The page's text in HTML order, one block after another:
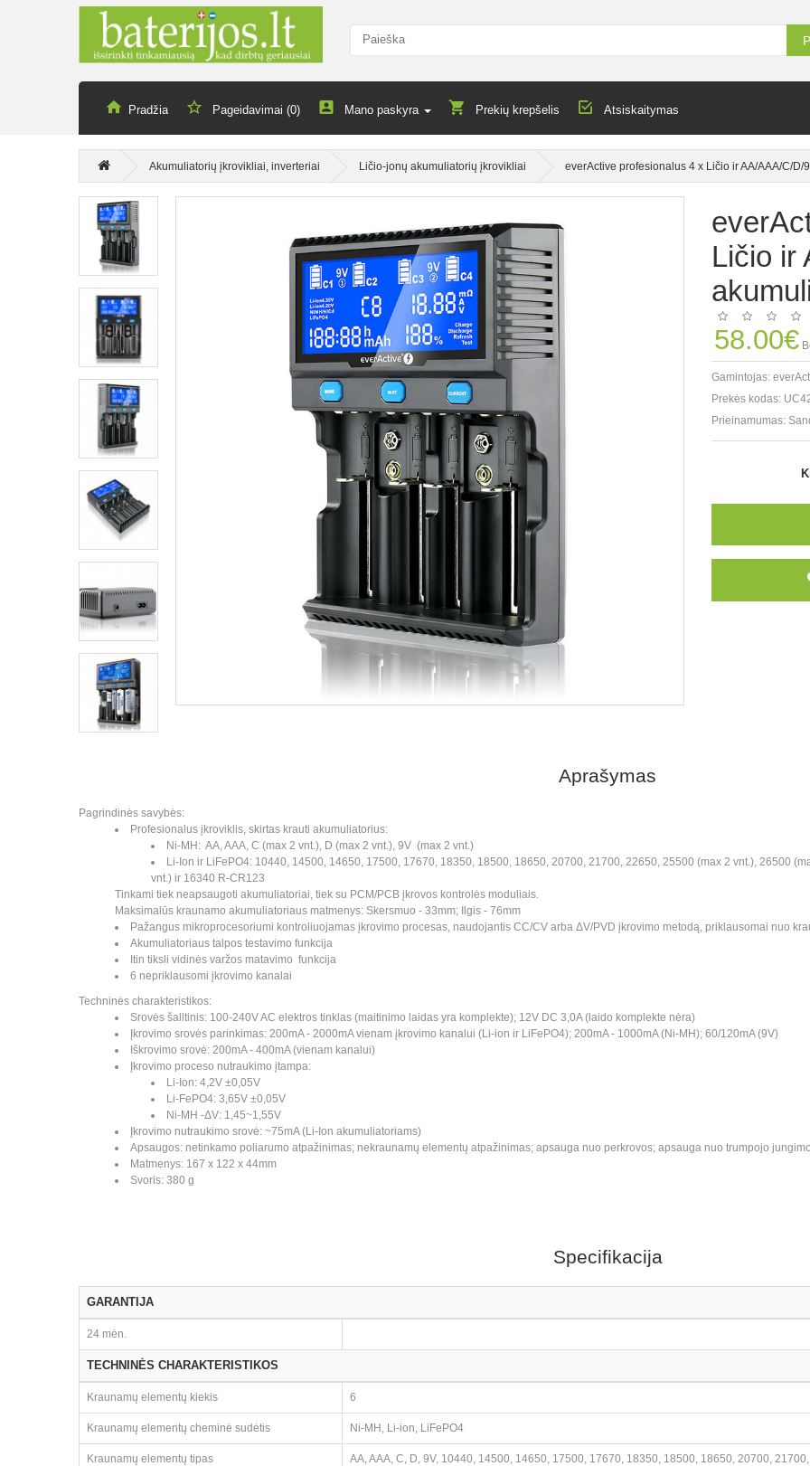
Pradžia Pageidavimai (0) Mano paskyra Prekių krepšelis Atsiskaitymas
Akumuliatorių įkrovikliai, inverteriai Ličio-jonų akumuliatorių įkrovikliai everActive profesionalus 4 x Ličio ir AA/AAA/C/
Ličio ir
58.00€
Gamintojas:
Prekės kodas:
Prieinamumas:
Aprašymas
Pagrindinės savybės:
Profesionalus įkroviklis, skirtas krauti akumuliatorius:
Ni-MH: AA, AAA, C (max 2 vnt.), D (max 2 vnt.), 9V (max 2 vnt.)
Li-Ion ir LiFePO4: 10440, 14500, 14650, 17500, 17670, 18350, 18500, 18650, 20700, 21700, 22650, 25500 (max 2 vnt.), 26500
vnt.) ir 16340 R-CR123
Tinkami tiek neapsaugoti akumuliatoriai, tiek su PCM/PCB įkrovos kontrolės moduliais.
Maksimalūs kraunamo akumuliatoriaus matmenys: Skersmuo - 33mm; Ilgis - 76mm
Pažangus mikroprocesoriumi kontroliuojamas įkrovimo procesas, naudojantis CC/CV arba ΔV/PVD įkrovimo metodą, priklausomai nuo
Akumuliatoriaus talpos testavimo funkcija
Itin tiksli vidinės varžos matavimo funkcija
6 nepriklausomi įkrovimo kanalai
Techninės charakteristikos:
Srovės šalltinis: 100-240V AC elektros tinklas (maitinimo laidas yra komplekte); 12V DC 3,0A (laido komplekte nėra)
Įkrovimo srovės parinkimas: 200mA - 2000mA vienam įkrovimo kanalui (Li-ion ir LiFePO4); 200mA - 1000mA (Ni-MH); 60/120mA (9V)
Iškrovimo srovė: 200mA - 400mA (vienam kanalui)
Įkrovimo proceso nutraukimo įtampa:
Li-Ion: 4,2V ±0,05V
Li-FePO4: 3,65V ±0,05V
Ni-MH -ΔV: 1,45~1,55V
Įkrovimo nutraukimo srovė: ~75mA (Li-Ion akumuliatoriams)
Apsaugos: netinkamo poliarumo atpažinimas; nekraunamų elementų atpažinimas; apsauga nuo perkrovos; apsauga nuo trumpojo
Matmenys: 167 x 122 x 44mm
Svoris: 380 g
Specifikacija
GARANTIJA
24 mėn.
TECHNINĖS CHARAKTERISTIKOS
Kraunamų elementų kiekis 6
Kraunamų elementų cheminė sudėtis Ni-MH, Li-ion, LiFePO4
Kraunamų elementų tipas AA, AAA, C, D, 9V, 10440, 14500, 14650, 17500, 17670, 18350, 18500, 18650, 20700,